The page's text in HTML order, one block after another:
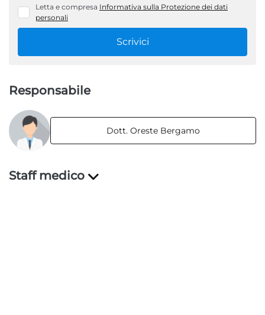
Letta e compresa Informativa sulla Protezione dei dati
personali
Scrivici
Responsabile
Dott. Oreste Bergamo
Staff medico